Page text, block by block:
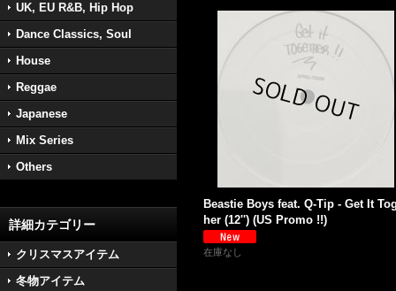
UK, EU R&B, Hip Hop
Dance Classics, Soul
House
Reggae
Japanese
Mix Series
Others
詳細カテゴリー
クリスマスアイテム
冬物アイテム
Beastie Boys feat. Q-Tip - Get It
her (12'') (US Promo !!)
在庫なし